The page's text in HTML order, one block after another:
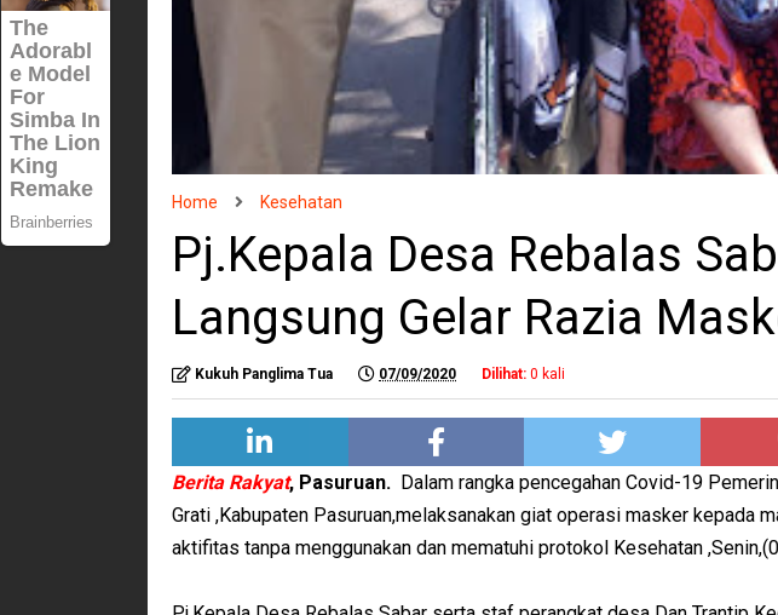
Home Kesehatan
Pj.Kepala Desa Rebalas
Langsung Gelar Razia
Kukuh Panglima Tua 07/09/2020 Dilihat: 0 kali
Berita Rakyat, Pasuruan. Dalam rangka pencegahan Covid-19
Grati ,Kabupaten Pasuruan,melaksanakan giat operasi masker kepada
aktifitas tanpa menggunakan dan mematuhi protokol Kesehatan